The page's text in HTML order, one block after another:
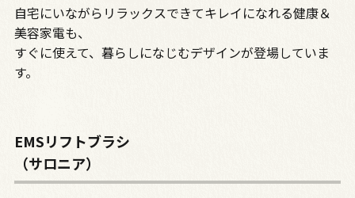
自宅にいながらリラックスできてキレイになれる健康＆
美容家電も、
すぐに使えて、暮らしになじむデザインが登場していま
す。
EMSリフトブラシ
（サロニア）